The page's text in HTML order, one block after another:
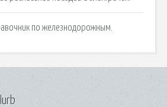
по железнодорожным.